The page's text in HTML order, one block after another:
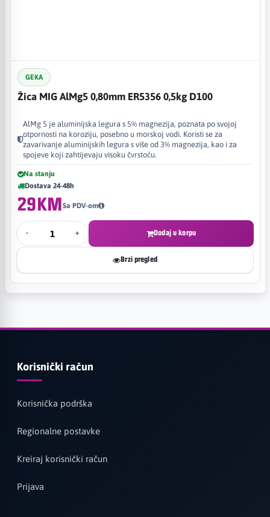
GEKA
Žica MIG AlMg5 0,80mm ER5356 0,5kg D100
AlMg 5 je aluminijska legura s 5% magnezija, poznata po svojoj
otpornosti na koroziju, posebno u morskoj vodi. Koristi se za
zavarivanje aluminijskih legura s više od 3% magnezija, kao i za
spojeve koji zahtijevaju visoku čvrstoću.
Na stanju
Dostava 24-48h
29KMSa PDV-om
- + Dodaj u korpu
Brzi pregled
Korisnički račun
Korisnička podrška
Regionalne postavke
Kreiraj korisnički račun
Prijava